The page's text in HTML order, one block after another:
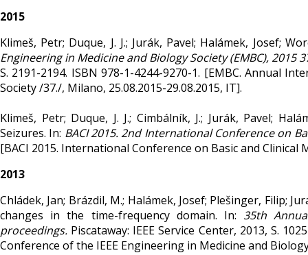
2015
Klimeš, Petr; Duque, J. J.; Jurák, Pavel; Halámek, Josef;
Engineering in Medicine and Biology Society (EMBC),
S. 2191-2194. ISBN 978-1-4244-9270-1. [EMBC. Annual
Society /37./, Milano, 25.08.2015-29.08.2015, IT].
Klimeš, Petr; Duque, J. J.; Cimbálník, J.; Jurák, Pavel;
Seizures. In: BACI 2015. 2nd International Conference on
[BACI 2015. International Conference on Basic and Clinical
2013
Chládek, Jan; Brázdil, M.; Halámek, Josef; Plešinger, Filip;
changes in the time-frequency domain. In: 35th
proceedings. Piscataway: IEEE Service Center, 2013, S.
Conference of the IEEE Engineering in Medicine and